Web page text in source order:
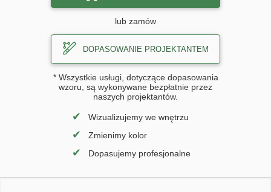
lub zamów
DOPASOWANIE PROJEKTANTEM
* Wszystkie usługi, dotyczące dopasowania
wzoru, są wykonywane bezpłatnie przez
naszych projektantów.
✔ Wizualizujemy we wnętrzu
✔ Zmienimy kolor
✔ Dopasujemy profesjonalne